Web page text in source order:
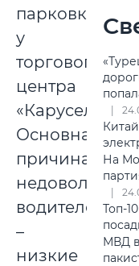
парковке
у
торгового
центра
«Карусель».
Основная
причина
недовольства
водителей
–
низкие
На
Топ-
МВД